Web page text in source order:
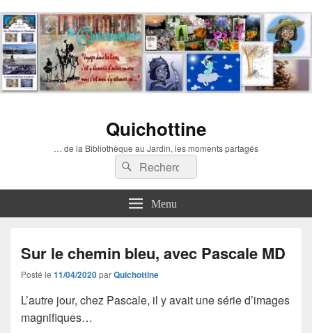
Quichottine
… de la Bibliothèque au Jardin, les moments partagés
Recherche :
Rechercher
Menu
Sur le chemin bleu, avec Pascale MD
Posté le 11/04/2020parQuichottine
L’autre jour, chez Pascale, il y avait une série d’images
magnifiques…